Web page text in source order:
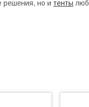
решения, но и тенты